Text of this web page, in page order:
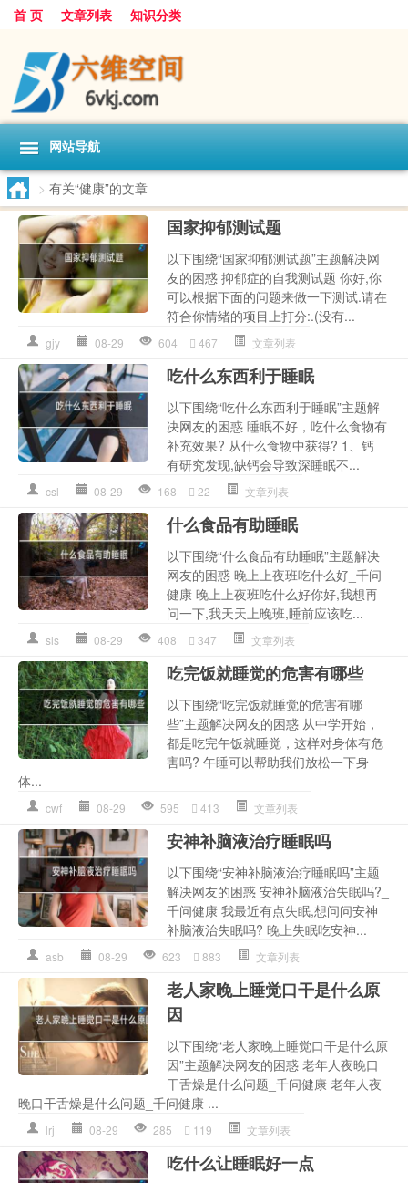
首 页 文章列表 知识分类
网站导航
> 有关“健康”的文章
国家抑郁测试题
以下围绕“国家抑郁测试题”主题解决网
友的困惑 抑郁症的自我测试题 你好,你
可以根据下面的问题来做一下测试.请在
符合你情绪的项目上打分:.(没有...
gjy 08-29 604 467 文章列表
吃什么东西利于睡眠
以下围绕“吃什么东西利于睡眠”主题解
决网友的困惑 睡眠不好，吃什么食物有
补充效果? 从什么食物中获得? 1、钙
有研究发现,缺钙会导致深睡眠不...
csl 08-29 168 22 文章列表
什么食品有助睡眠
以下围绕“什么食品有助睡眠”主题解决
网友的困惑 晚上上夜班吃什么好_千问
健康 晚上上夜班吃什么好你好,我想再
问一下,我天天上晚班,睡前应该吃...
sls 08-29 408 347 文章列表
吃完饭就睡觉的危害有哪些
以下围绕“吃完饭就睡觉的危害有哪
些”主题解决网友的困惑 从中学开始，
都是吃完午饭就睡觉，这样对身体有危
害吗? 午睡可以帮助我们放松一下身
体...
cwf 08-29 595 413 文章列表
安神补脑液治疗睡眠吗
以下围绕“安神补脑液治疗睡眠吗”主题
解决网友的困惑 安神补脑液治失眠吗?_
千问健康 我最近有点失眠,想问问安神
补脑液治失眠吗? 晚上失眠吃安神...
asb 08-29 623 883 文章列表
老人家晚上睡觉口干是什么原
因
以下围绕“老人家晚上睡觉口干是什么原
因”主题解决网友的困惑 老年人夜晚口
干舌燥是什么问题_千问健康 老年人夜
晚口干舌燥是什么问题_千问健康 ...
lrj 08-29 285 119 文章列表
吃什么让睡眠好一点